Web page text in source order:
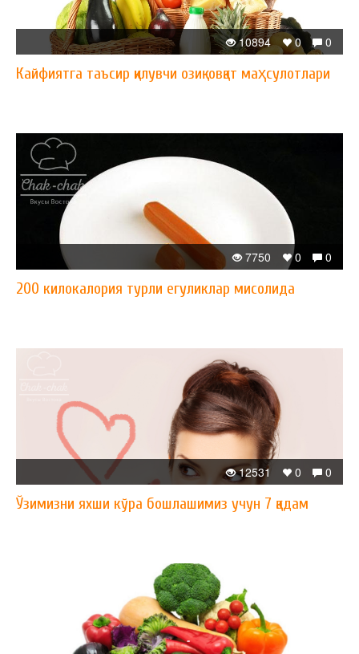
0
0
10894
Кайфиятга таъсир қилувчи озиқ-овқат маҳсулотлари
0
0
7750
200 килокалория турли егуликлар мисолида
0
0
12531
Ўзимизни яхши кўра бошлашимиз учун 7 қадам